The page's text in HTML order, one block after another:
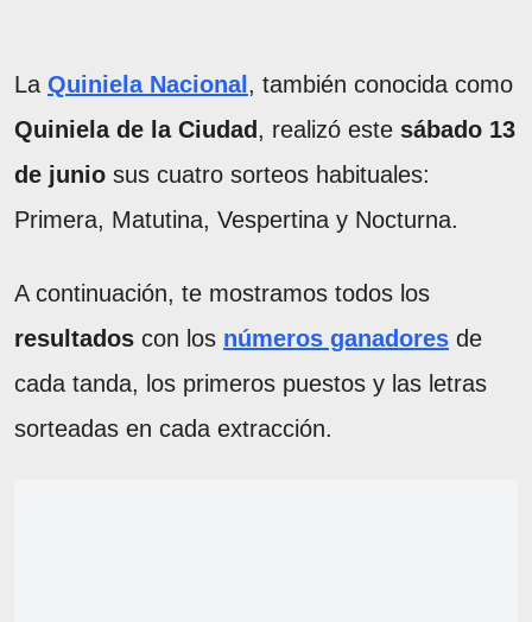
La Quiniela Nacional, también conocida como
Quiniela de la Ciudad, realizó este sábado 13
de junio sus cuatro sorteos habituales:
Primera, Matutina, Vespertina y Nocturna.
A continuación, te mostramos todos los
resultados con los números ganadores de
cada tanda, los primeros puestos y las letras
sorteadas en cada extracción.